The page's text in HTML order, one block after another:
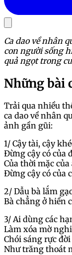
Ca dao về nhân
con người sống
quả ngọt trong
Những bài
Trải qua nhiều
ca dao về nhân
ảnh gần gũi:
1/ Cậy tài, cậy
Đừng cậy có của
Của thời mặc của
Đừng cậy có của
2/ Dẫu bà lắm
Bà chẳng ở hiền
3/ Ai dùng các
Làm xóa mờ
Chói sáng rực đời
Như trăng thoát